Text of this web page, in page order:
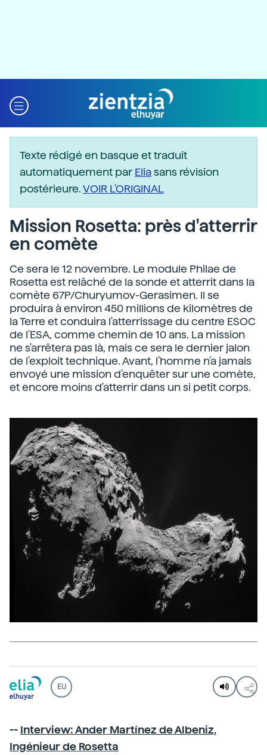
Texte rédigé en basque et traduit
automatiquement parEliasans révision
postérieure.VOIR L'ORIGINAL
Mission Rosetta: près d'atterrir
en comète
Ce sera le 12 novembre. Le module Philae de
Rosetta est relâché de la sonde et atterrit dans la
comète 67P/Churyumov-Gerasimen. Il se
produira à environ 450 millions de kilomètres de
la Terre et conduira l'atterrissage du centre ESOC
de l'ESA, comme chemin de 10 ans. La mission
ne s'arrêtera pas là, mais ce sera le dernier jalon
de l'exploit technique. Avant, l'homme n'a jamais
envoyé une mission d'enquêter sur une comète,
et encore moins d'atterrir dans un si petit corps.
EU
-- Interview: Ander Martínez de Albeniz,
Ingénieur de Rosetta